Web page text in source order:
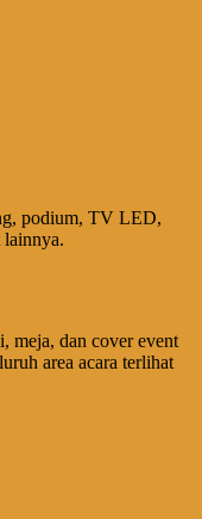
podium, TV LED,
lainnya.
meja, dan cover event
area acara terlihat